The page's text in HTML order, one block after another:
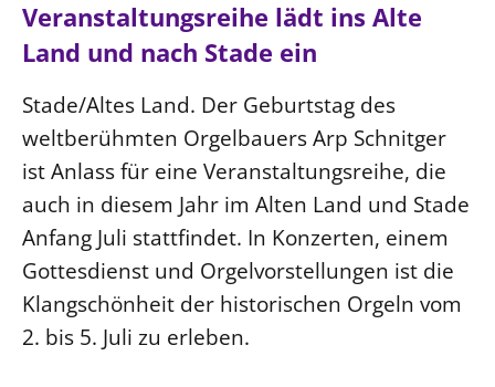
Veranstaltungsreihe lädt ins Alte
Land und nach Stade ein
Stade/Altes Land. Der Geburtstag des
weltberühmten Orgelbauers Arp Schnitger
ist Anlass für eine Veranstaltungsreihe, die
auch in diesem Jahr im Alten Land und Stade
Anfang Juli stattfindet. In Konzerten, einem
Gottesdienst und Orgelvorstellungen ist die
Klangschönheit der historischen Orgeln vom
2. bis 5. Juli zu erleben.
Kirche und Finanzen
LANDESKIRCHENAMT
Willkommen
Kollegium
Abteilungen des Landeskirchenamts
Rechnungsprüfungsamt
Fachstelle Sexualisierte Gewalt
Beschwerdestellen
Evangelische Kirche
Lutherische Kirche
Glaubensbekenntnis
Positionen
Ökumene
Religionen
Gegen Gewalt
Nachhaltigkeit
Erneuerbare Energien
Mobilität
Naturschutz
Gebäude
Impressum
Kontakt
Barrierefreiheit
Presse
Freie Stellen
Service für Gemeinden
Suche